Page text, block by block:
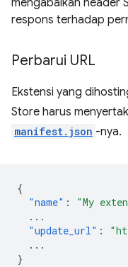
mengabaikan header
respons terhadap
Perbarui URL
Ekstensi yang
Store harus
manifest.json -nya.
{
"name" : "My
...
"update_url" :
...
}